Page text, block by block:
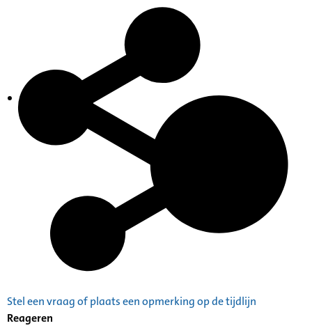
Indexen op persoonsnamen
Stel een vraag of plaats een opmerking op de tijdlijn
Reageren